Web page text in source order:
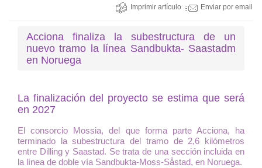
Imprimir artículo Enviar por email
Acciona finaliza la subestructura de un
nuevo tramo la línea Sandbukta- Saastadm
en Noruega
La finalización del proyecto se estima que será
en 2027
El consorcio Mossia, del que forma parte Acciona, ha
terminado la subestructura del tramo de 2,6 kilómetros
entre Dilling y Saastad. Se trata de una sección incluida en
la línea de doble vía Sandbukta-Moss-Såstad, en Noruega.